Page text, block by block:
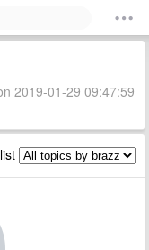
2019-01-29 09:47:59